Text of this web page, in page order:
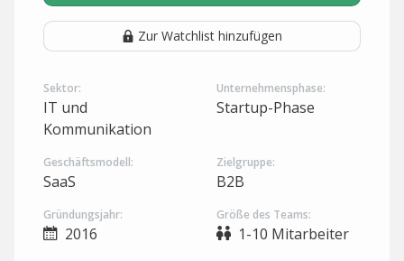
Zur Watchlist hinzufügen
Sektor:
IT und
Kommunikation
Unternehmensphase:
Startup-Phase
Geschäftsmodell:
SaaS
Zielgruppe:
B2B
Gründungsjahr:
2016
Größe des Teams:
1-10 Mitarbeiter